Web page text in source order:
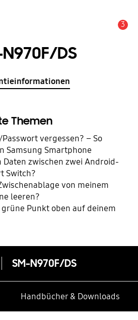
3
DS
Themen
vergessen? – So
Samsung Smartphone
zwischen zwei Android-
Switch?
von meinem
leeren?
Punkt oben auf deinem
SM-N970F/DS
Handbücher & Downloads